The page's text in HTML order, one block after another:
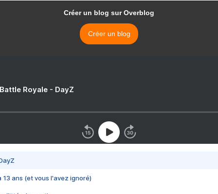
Créer un blog sur Overblog
Créer un blog
Royale - DayZ
13 ans (et vous l'avez ignoré)